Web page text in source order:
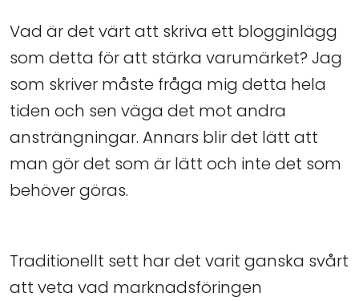
Vad är det värt att skriva ett blogginlägg
som detta för att stärka varumärket? Jag
som skriver måste fråga mig detta hela
tiden och sen väga det mot andra
ansträngningar. Annars blir det lätt att
man gör det som är lätt och inte det som
behöver göras.
Traditionellt sett har det varit ganska svårt
att veta vad marknadsföringen